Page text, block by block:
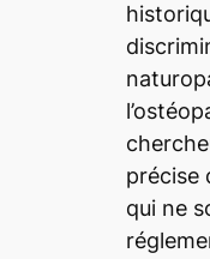
précise
qui ne